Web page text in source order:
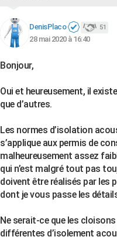
DenisPlaco 51
28 mai 2020 à 16:40
Bonjour,
Oui et heureusement, il
que d’autres.
Les normes d’isolation
s’applique aux permis de
malheureusement assez
qui n’est malgré tout pas
doivent être réalisés par les
dont je vous passe les
Ne serait-ce que les
différentes d’isolement